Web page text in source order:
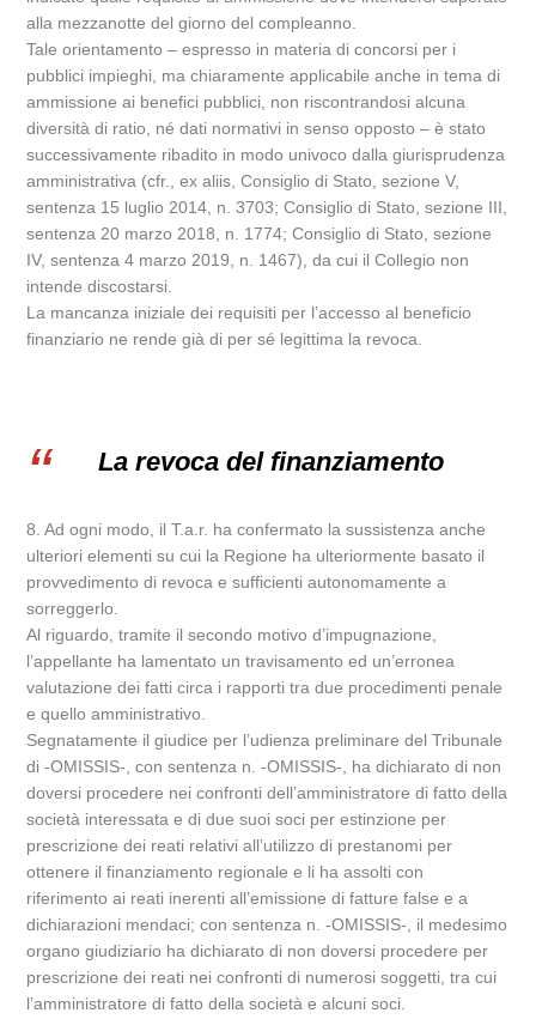
alla mezzanotte del giorno del compleanno.
Tale orientamento – espresso in materia di concorsi per i
pubblici impieghi, ma chiaramente applicabile anche in tema di
ammissione ai benefici pubblici, non riscontrandosi alcuna
diversità di ratio, né dati normativi in senso opposto – è stato
successivamente ribadito in modo univoco dalla giurisprudenza
amministrativa (cfr., ex aliis, Consiglio di Stato, sezione V,
sentenza 15 luglio 2014, n. 3703; Consiglio di Stato, sezione III,
sentenza 20 marzo 2018, n. 1774; Consiglio di Stato, sezione
IV, sentenza 4 marzo 2019, n. 1467), da cui il Collegio non
intende discostarsi.
La mancanza iniziale dei requisiti per l’accesso al beneficio
finanziario ne rende già di per sé legittima la revoca.
La revoca del finanziamento
8. Ad ogni modo, il T.a.r. ha confermato la sussistenza anche
ulteriori elementi su cui la Regione ha ulteriormente basato il
provvedimento di revoca e sufficienti autonomamente a
sorreggerlo.
Al riguardo, tramite il secondo motivo d’impugnazione,
l’appellante ha lamentato un travisamento ed un’erronea
valutazione dei fatti circa i rapporti tra due procedimenti penale
e quello amministrativo.
Segnatamente il giudice per l’udienza preliminare del Tribunale
di -OMISSIS-, con sentenza n. -OMISSIS-, ha dichiarato di non
doversi procedere nei confronti dell’amministratore di fatto della
società interessata e di due suoi soci per estinzione per
prescrizione dei reati relativi all’utilizzo di prestanomi per
ottenere il finanziamento regionale e li ha assolti con
riferimento ai reati inerenti all’emissione di fatture false e a
dichiarazioni mendaci; con sentenza n. -OMISSIS-, il medesimo
organo giudiziario ha dichiarato di non doversi procedere per
prescrizione dei reati nei confronti di numerosi soggetti, tra cui
l’amministratore di fatto della società e alcuni soci.